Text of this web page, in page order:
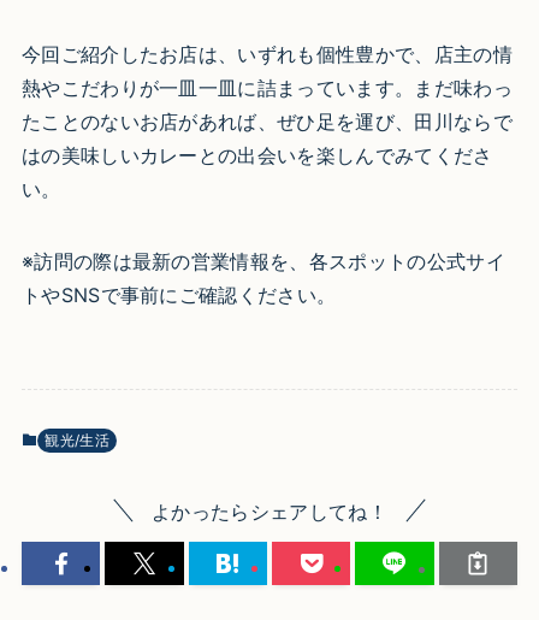
今回ご紹介したお店は、いずれも個性豊かで、店主の情
熱やこだわりが一皿一皿に詰まっています。まだ味わっ
たことのないお店があれば、ぜひ足を運び、田川ならで
はの美味しいカレーとの出会いを楽しんでみてくださ
い。
※訪問の際は最新の営業情報を、各スポットの公式サイ
トやSNSで事前にご確認ください。
観光/生活
よかったらシェアしてね！